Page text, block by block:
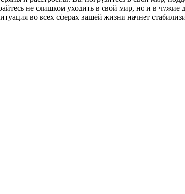
не слишком уходить в свой мир, но и в
во всех сферах вашей жизни начнет